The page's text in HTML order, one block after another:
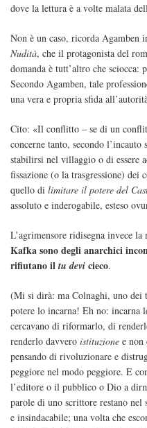
dove la lettura è a volte malata
Non è un caso, ricorda Agamben
Nudità, che il protagonista del
domanda è tutt’altro che sciocca:
Secondo Agamben, tale
una vera e propria sfida
Cito: «Il conflitto – se di un
concerne tanto, secondo
stabilirsi nel villaggio o di essere
fissazione (o la trasgressione) dei
quello di limitare il potere del
assoluto e inderogabile, esteso
L’agrimensore ridisegna invece
Kafka sono degli anarchici
rifiutano il tu devi cieco.
(Mi si dirà: ma Colnaghi, uno
potere lo incarna! Eh no: incarna
cercavano di riformarlo, di
renderlo davvero istituzione e non
pensando di rivoluzionare e
peggiore nel modo peggiore. E
l’editore o il pubblico o Dio a
parole di uno scrittore restano nel
e insindacabile; una volta che